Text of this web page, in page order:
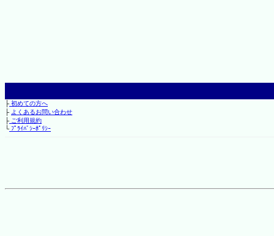
├初めての方へ
├ よくあるお問い合わせ
├ご利用規約
└ﾌﾟﾗｲﾊﾞｼｰﾎﾟﾘｼｰ